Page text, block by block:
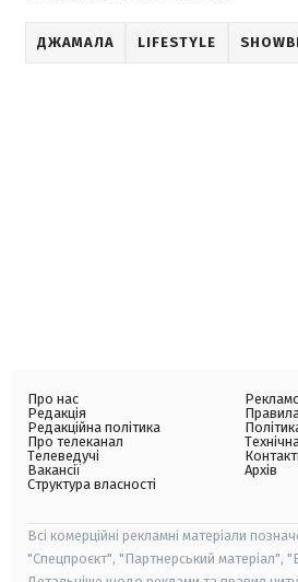
ДЖАМАЛА LIFESTYLE
Про нас
Редакція
Редакційна політика
Про телеканал
Телеведучі
Вакансії
Структура власності
Архів
Всі комерційні рекламні матеріали
"Спецпроєкт", "Партнерський матеріал",